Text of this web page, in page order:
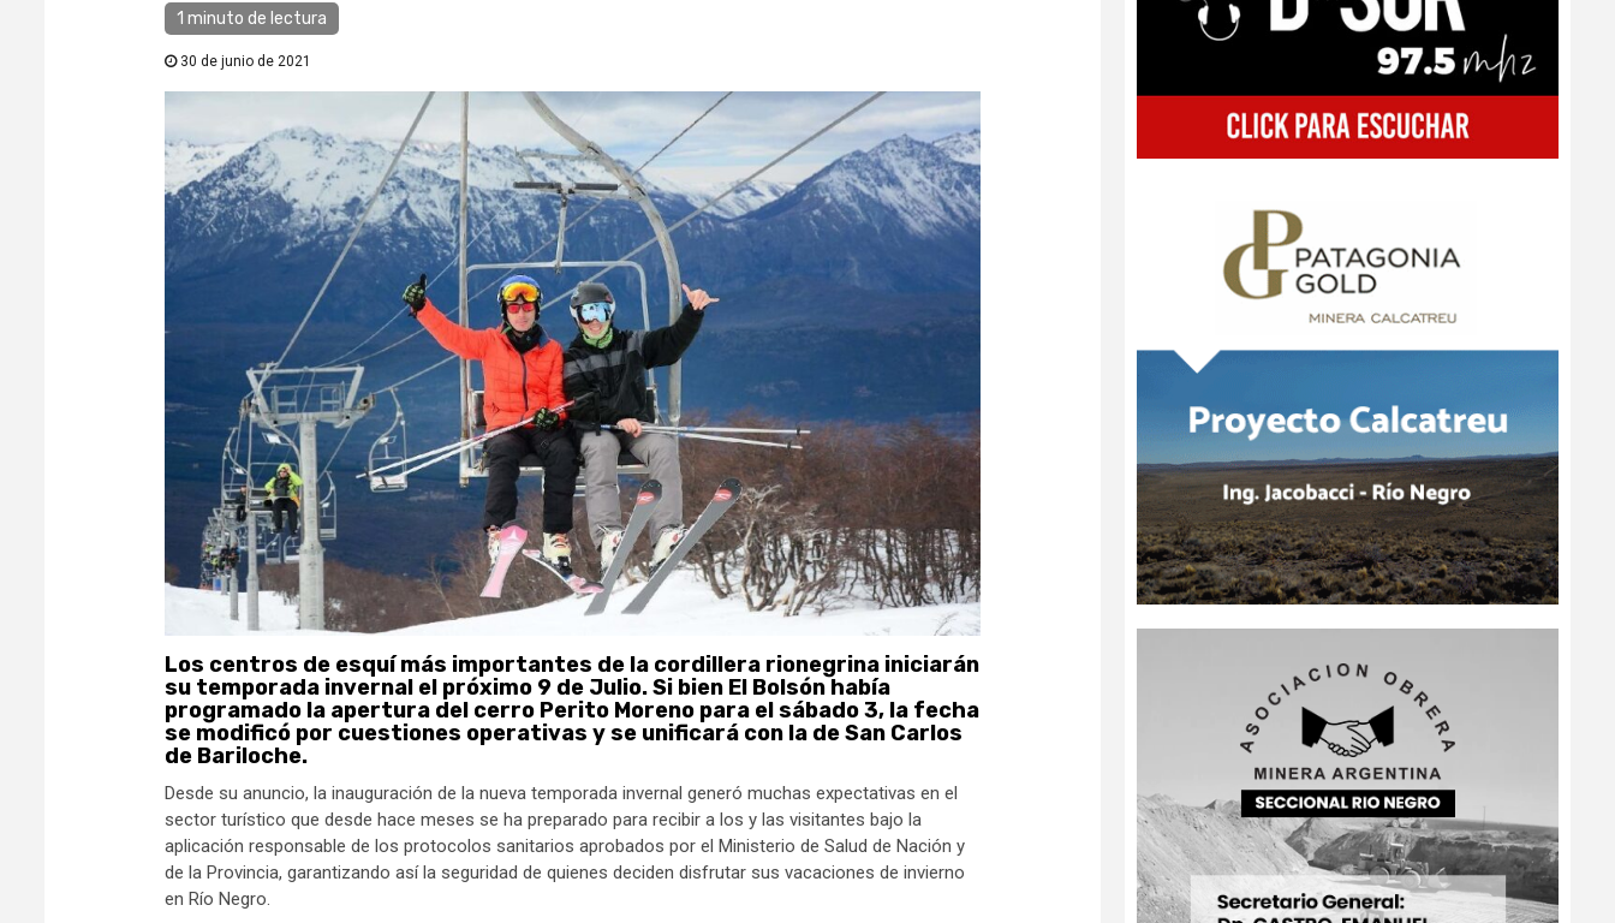
1 minuto de lectura
30 de junio de 2021
Los centros de esquí más importantes de la cordillera rionegrina iniciarán
su temporada invernal el próximo 9 de Julio. Si bien El Bolsón había
programado la apertura del cerro Perito Moreno para el sábado 3, la fecha
se modificó por cuestiones operativas y se unificará con la de San Carlos
de Bariloche.
Desde su anuncio, la inauguración de la nueva temporada invernal generó muchas expectativas en el
sector turístico que desde hace meses se ha preparado para recibir a los y las visitantes bajo la
aplicación responsable de los protocolos sanitarios aprobados por el Ministerio de Salud de Nación y
de la Provincia, garantizando así la seguridad de quienes deciden disfrutar sus vacaciones de invierno
en Río Negro.